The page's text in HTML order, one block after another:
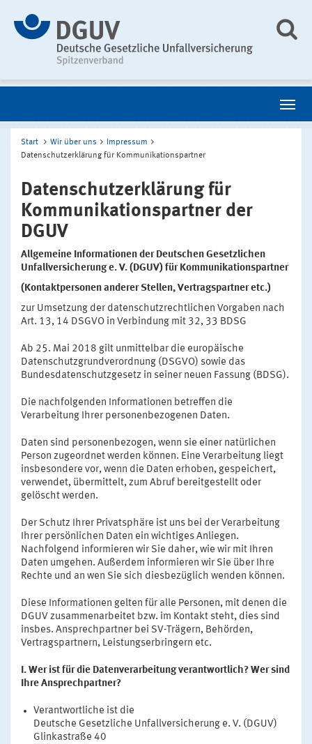
Start Wir über uns
Impressum
Datenschutzerklärung für Kommunikationspartner
Datenschutzerklärung für
Kommunikationspartner der
DGUV
Allgemeine Informationen der Deutschen Gesetzlichen
Unfallversicherung e. V. (DGUV) für Kommunikationspartner
(Kontaktpersonen anderer Stellen, Vertragspartner etc.)
zur Umsetzung der datenschutzrechtlichen Vorgaben nach
Art. 13, 14 DSGVO in Verbindung mit 32, 33 BDSG
Ab 25. Mai 2018 gilt unmittelbar die europäische
Datenschutzgrundverordnung (DSGVO) sowie das
Bundesdatenschutzgesetz in seiner neuen Fassung (BDSG).
Die nachfolgenden Informationen betreffen die
Verarbeitung Ihrer personenbezogenen Daten.
Daten sind personenbezogen, wenn sie einer natürlichen
Person zugeordnet werden können. Eine Verarbeitung liegt
insbesondere vor, wenn die Daten erhoben, gespeichert,
verwendet, übermittelt, zum Abruf bereitgestellt oder
gelöscht werden.
Der Schutz Ihrer Privatsphäre ist uns bei der Verarbeitung
Ihrer persönlichen Daten ein wichtiges Anliegen.
Nachfolgend informieren wir Sie daher, wie wir mit Ihren
Daten umgehen. Außerdem informieren wir Sie über Ihre
Rechte und an wen Sie sich diesbezüglich wenden können.
Diese Informationen gelten für alle Personen, mit denen die
DGUV zusammenarbeitet bzw. im Kontakt steht, dies sind
insbes. Ansprechpartner bei SV-Trägern, Behörden,
Vertragspartnern, Leistungserbringern etc.
I. Wer ist für die Datenverarbeitung verantwortlich? Wer sind
Ihre Ansprechpartner?
Verantwortliche ist die
Deutsche Gesetzliche Unfallversicherung e. V. (DGUV)
Glinkastraße 40